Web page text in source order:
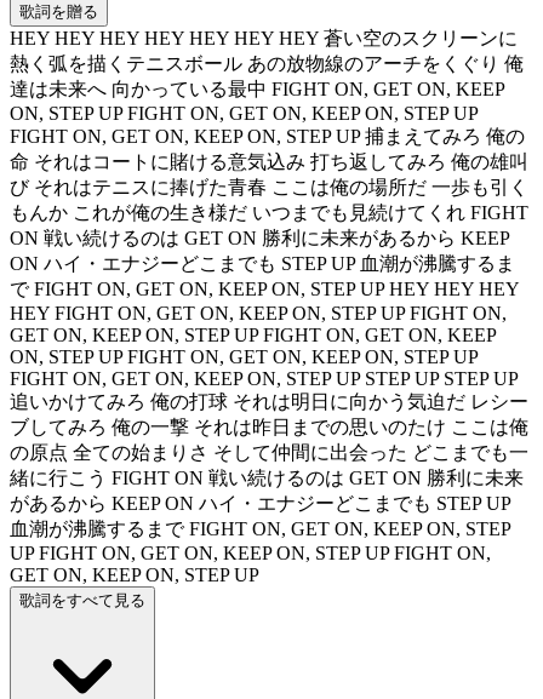
歌詞を贈る
HEY HEY HEY HEY HEY HEY HEY 蒼い空のスクリーンに
熱く弧を描くテニスボール あの放物線のアーチをくぐり 俺
達は未来へ 向かっている最中 FIGHT ON, GET ON, KEEP
ON, STEP UP FIGHT ON, GET ON, KEEP ON, STEP UP
FIGHT ON, GET ON, KEEP ON, STEP UP 捕まえてみろ 俺の
命 それはコートに賭ける意気込み 打ち返してみろ 俺の雄叫
び それはテニスに捧げた青春 ここは俺の場所だ 一歩も引く
もんか これが俺の生き様だ いつまでも見続けてくれ FIGHT
ON 戦い続けるのは GET ON 勝利に未来があるから KEEP
ON ハイ・エナジーどこまでも STEP UP 血潮が沸騰するま
で FIGHT ON, GET ON, KEEP ON, STEP UP HEY HEY HEY
HEY FIGHT ON, GET ON, KEEP ON, STEP UP FIGHT ON,
GET ON, KEEP ON, STEP UP FIGHT ON, GET ON, KEEP
ON, STEP UP FIGHT ON, GET ON, KEEP ON, STEP UP
FIGHT ON, GET ON, KEEP ON, STEP UP STEP UP STEP UP
追いかけてみろ 俺の打球 それは明日に向かう気迫だ レシー
ブしてみろ 俺の一撃 それは昨日までの思いのたけ ここは俺
の原点 全ての始まりさ そして仲間に出会った どこまでも一
緒に行こう FIGHT ON 戦い続けるのは GET ON 勝利に未来
があるから KEEP ON ハイ・エナジーどこまでも STEP UP
血潮が沸騰するまで FIGHT ON, GET ON, KEEP ON, STEP
UP FIGHT ON, GET ON, KEEP ON, STEP UP FIGHT ON,
GET ON, KEEP ON, STEP UP
歌詞をすべて見る